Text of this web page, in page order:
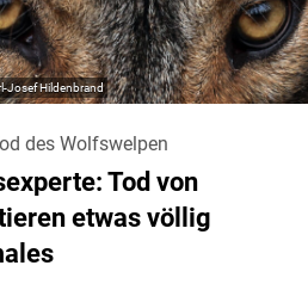
Josef Hildenbrand
des Wolfswelpen
Tod von
etwas völlig